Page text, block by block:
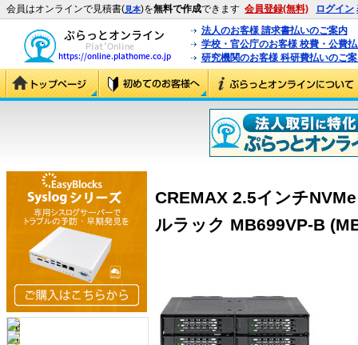
会員はオンラインで見積書(見本)を無料で作成できます 会員登録(無料) ログイン
法人のお客様 請求書払いのご案内
学校・官公庁のお客様 校費・公費
研究機関のお客様 科研費払いのご
CREMAX 2.5インチ
ルラック MB699VP-B